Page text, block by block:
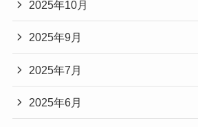
2025年10月
2025年9月
2025年7月
2025年6月